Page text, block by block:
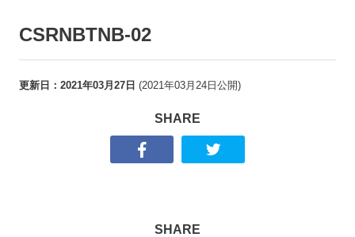
CSRNBTNB-02
更新日： 2021年03月27日 (2021年03月24日 公開)
SHARE
SHARE